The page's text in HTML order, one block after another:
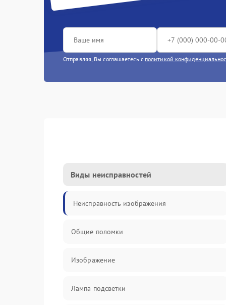
Отправляя, Вы соглашаетесь с политикой
Виды неисправностей
Неисправность изображения
Общие поломки
Изображение
Лампа подсветки